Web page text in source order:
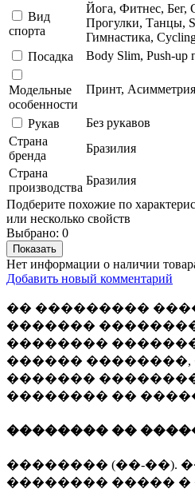
Вид
спорта
Йога, Фитнес, Бег,
Прогулки, Танцы,
Гимнастика,
Посадка
Body Slim, Push-up
Модельные
особенности
Принт, Асимметрия
Рукав
Без рукавов
Страна
бренда
Бразилия
Страна
производства
Бразилия
Подберите похожие по
или несколько свойств
Выбрано: 0
Показать
Нет информации о наличии
Добавить новый комментарий
�� ���������
�������
��������
������ ��������,
�������
�������� ��
�������� ��
�������� (��-��).
�������� ����� �